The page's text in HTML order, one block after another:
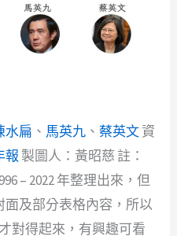
水扁 、 馬英九 、蔡英文資
報製圖人：黃昭慈 註：
– 2022 年整理出來，但
及部分表格內容，所以
對得起來，有興趣可看